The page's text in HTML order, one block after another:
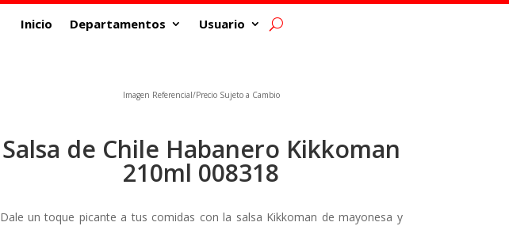
Inicio Departamentos Usuario
Imagen Referencial/Precio Sujeto a Cambio
Salsa de Chile Habanero Kikkoman
210ml 008318
Dale un toque picante a tus comidas con la salsa Kikkoman de mayonesa y